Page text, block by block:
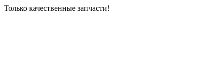
Только качественные запчасти!